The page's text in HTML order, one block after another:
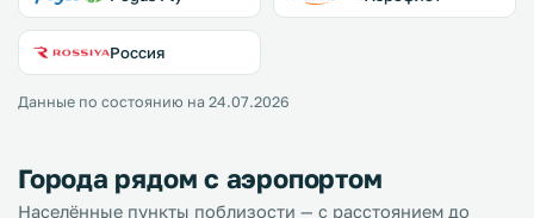
Россия
Данные по состоянию на 24.07.2026
Города рядом с аэропортом
Населённые пункты поблизости — с расстоянием до